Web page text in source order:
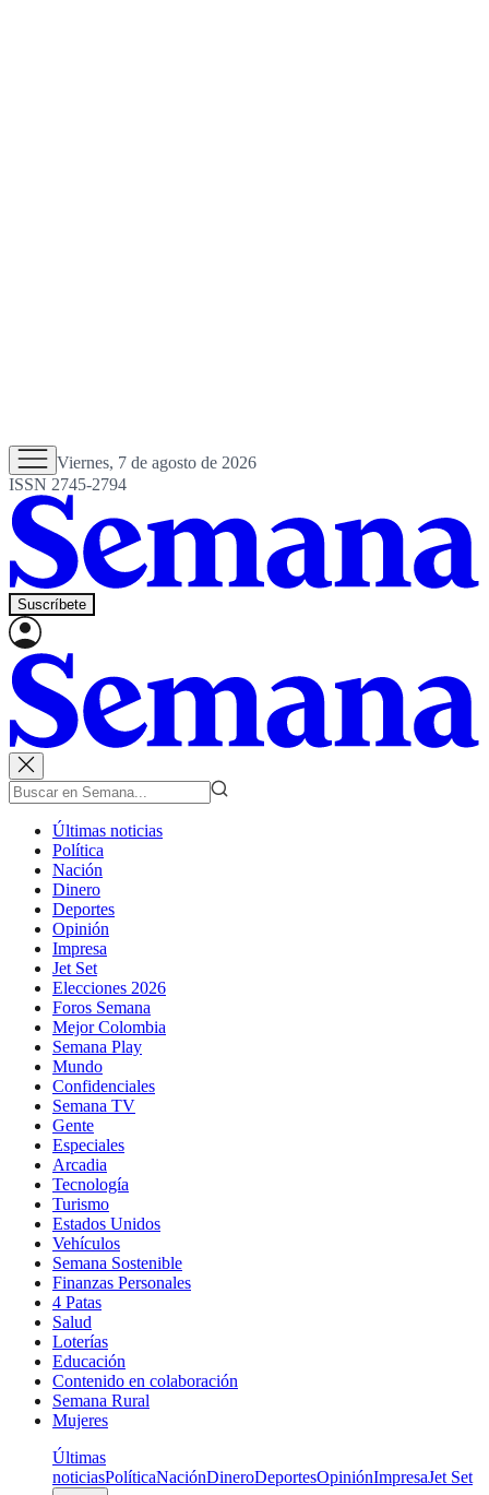
Viernes, 7 de agosto de 2026
ISSN 2745-2794
Suscríbete
Últimas noticias
Política
Nación
Dinero
Deportes
Opinión
Impresa
Jet Set
Elecciones 2026
Foros Semana
Mejor Colombia
Semana Play
Mundo
Confidenciales
Semana TV
Gente
Especiales
Arcadia
Tecnología
Turismo
Estados Unidos
Vehículos
Semana Sostenible
Finanzas Personales
4 Patas
Salud
Loterías
Educación
Contenido en colaboración
Semana Rural
Mujeres
Últimas
noticiasPolíticaNaciónDineroDeportesOpiniónImpresaJet Set